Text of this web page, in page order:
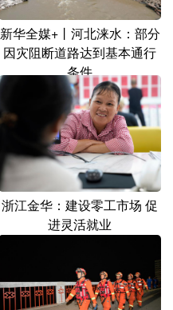
新华全媒+丨河北涞水：部分
因灾阻断道路达到基本通行
条件
浙江金华：建设零工市场 促
进灵活就业